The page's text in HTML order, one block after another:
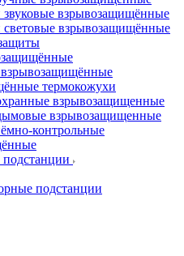
взрывозащищённые
взрывозащищённые
термокожухи
взрывозащищенные
взрывозащищенные
контрольные
подстанции